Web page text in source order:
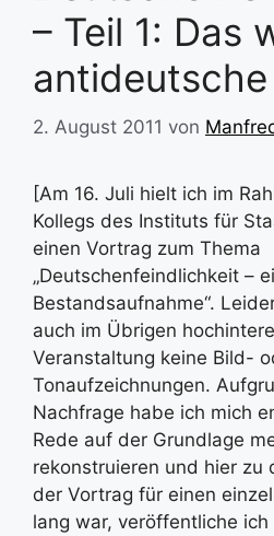
– Teil 1: Das
2. August 2011 von
[Am 16. Juli hielt ich im
Kollegs des Instituts für
einen Vortrag zum Thema
„Deutschenfeindlichkeit –
Bestandsaufnahme“.
auch im Übrigen
Veranstaltung keine Bild-
Tonaufzeichnungen.
Nachfrage habe ich mich
Rede auf der Grundlage
rekonstruieren und hier zu
der Vortrag für einen
lang war, veröffentliche ich